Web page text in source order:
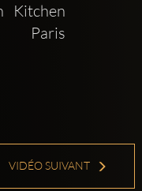
Kitchen
Paris
VIDÉO SUIVANT